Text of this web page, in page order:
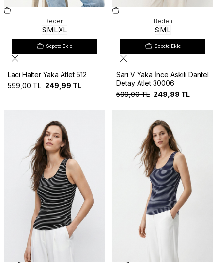
Beden
SMLXL
Sepete Ekle
Laci Halter Yaka Atlet 512
599,00TL 249,99 TL
Beden
SML
Sepete Ekle
Sarı V Yaka İnce Askılı Dantel
Detay Atlet 30006
599,00TL 249,99 TL